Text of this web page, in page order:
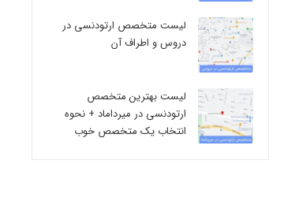
لیست متخصص ارتودنسی در
دروس و اطراف آن
لیست بهترین متخصص
ارتودنسی در میرداماد + نحوه
انتخاب یک متخصص خوب